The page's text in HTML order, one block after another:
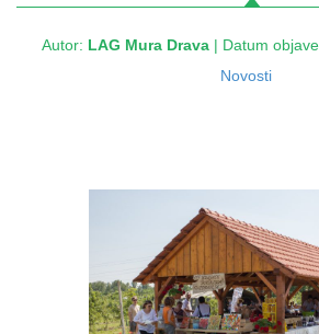
Autor: LAG Mura Drava | Datum
Novosti